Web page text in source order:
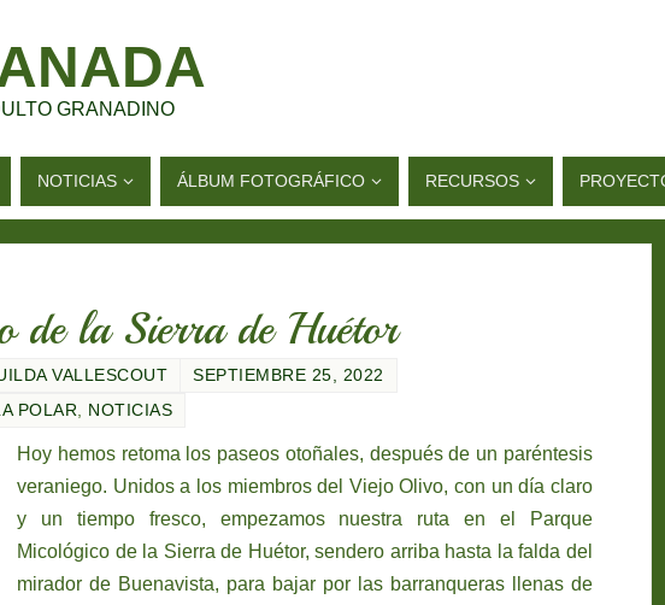
GRANADINO
NOTICIAS ÁLBUM FOTOGRÁFICO RECURSOS
de la Sierra de Huétor
VALLESCOUT
SEPTIEMBRE 25, 2022
POLAR, NOTICIAS
Hoy hemos retoma los paseos otoñales, después de un paréntesis
veraniego. Unidos a los miembros del Viejo Olivo, con un día claro
y un tiempo fresco, empezamos nuestra ruta en el Parque
Micológico de la Sierra de Huétor, sendero arriba hasta la falda del
mirador de Buenavista, para bajar por las barranqueras llenas de